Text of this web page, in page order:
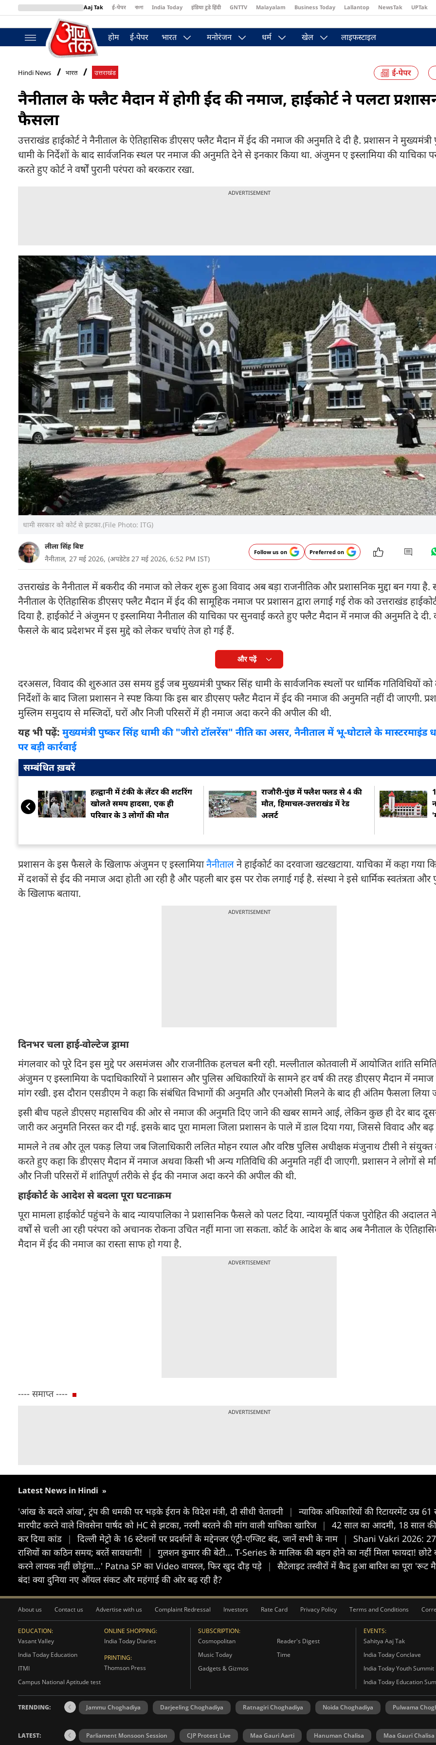
Aaj Tak ई-पेपर বাংলা India Today इंडिया टुडे हिंदी GNTTV Malayalam Business Today Lallantop NewsTak UPTak
BT Bazaar
होम ई-पेपर भारत मनोरंजन धर्म खेल लाइफस्टाइल
Hindi News भारत उत्तराखंड
नैनीताल के फ्लैट मैदान में होगी ईद की नमाज, हाईकोर्ट ने पलटा
फैसला
उत्तराखंड हाईकोर्ट ने नैनीताल के ऐतिहासिक डीएसए फ्लैट मैदान में ईद की नमाज की अनुमति दे दी है. प्रशासन ने मुख्यमंत्री
धामी के निर्देशों के बाद सार्वजनिक स्थल पर नमाज की अनुमति देने से इनकार किया था. अंजुमन ए इस्लामिया की याचिका
करते हुए कोर्ट ने वर्षों पुरानी परंपरा को बरकरार रखा.
ADVERTISEMENT
धामी सरकार को कोर्ट से झटका.(File Photo: ITG)
लीला सिंह बिष्ट
नैनीताल, 27 मई 2026, (अपडेटेड 27 मई 2026, 6:52 PM IST)
Follow us on Preferred on
उत्तराखंड के नैनीताल में बकरीद की नमाज को लेकर शुरू हुआ विवाद अब बड़ा राजनीतिक और प्रशासनिक मुद्दा बन गया है.
नैनीताल के ऐतिहासिक डीएसए फ्लैट मैदान में ईद की सामूहिक नमाज पर प्रशासन द्वारा लगाई गई रोक को उत्तराखंड
दिया है. हाईकोर्ट ने अंजुमन ए इस्लामिया नैनीताल की याचिका पर सुनवाई करते हुए फ्लैट मैदान में नमाज की अनुमति दे दी.
फैसले के बाद प्रदेशभर में इस मुद्दे को लेकर चर्चाएं तेज हो गई हैं.
और पढ़ें
दरअसल, विवाद की शुरुआत उस समय हुई जब मुख्यमंत्री पुष्कर सिंह धामी के सार्वजनिक स्थलों पर धार्मिक गतिविधियों
निर्देशों के बाद जिला प्रशासन ने स्पष्ट किया कि इस बार डीएसए फ्लैट मैदान में ईद की नमाज की अनुमति नहीं दी जाएगी.
मुस्लिम समुदाय से मस्जिदों, घरों और निजी परिसरों में ही नमाज अदा करने की अपील की थी.
यह भी पढ़ें: मुख्यमंत्री पुष्कर सिंह धामी की "जीरो टॉलरेंस" नीति का असर, नैनीताल में भू-घोटाले के मास्टरमाइंड
पर बड़ी कार्रवाई
सम्बंधित ख़बरें
हल्द्वानी में टंकी के लेंटर की शटरिंग
खोलते समय हादसा, एक ही
परिवार के 3 लोगों की मौत
राजौरी-पुंछ में फ्लैश फ्लड से 4 की
मौत, हिमाचल-उत्तराखंड में रेड
अलर्ट
प्रशासन के इस फैसले के खिलाफ अंजुमन ए इस्लामियानैनीतालने हाईकोर्ट का दरवाजा खटखटाया. याचिका में कहा गया
में दशकों से ईद की नमाज अदा होती आ रही है और पहली बार इस पर रोक लगाई गई है. संस्था ने इसे धार्मिक स्वतंत्रता और
के खिलाफ बताया.
ADVERTISEMENT
दिनभर चला हाई-वोल्टेज ड्रामा
मंगलवार को पूरे दिन इस मुद्दे पर असमंजस और राजनीतिक हलचल बनी रही. मल्लीताल कोतवाली में आयोजित शांति
अंजुमन ए इस्लामिया के पदाधिकारियों ने प्रशासन और पुलिस अधिकारियों के सामने हर वर्ष की तरह डीएसए मैदान में
मांग रखी. इस दौरान एसडीएम ने कहा कि संबंधित विभागों की अनुमति और एनओसी मिलने के बाद ही अंतिम फैसला लिया
इसी बीच पहले डीएसए महासचिव की ओर से नमाज की अनुमति दिए जाने की खबर सामने आई, लेकिन कुछ ही देर बाद
जारी कर अनुमति निरस्त कर दी गई. इसके बाद पूरा मामला जिला प्रशासन के पाले में डाल दिया गया, जिससे विवाद और बढ़
मामले ने तब और तूल पकड़ लिया जब जिलाधिकारी ललित मोहन रयाल और वरिष्ठ पुलिस अधीक्षक मंजुनाथ टीसी ने संयुक्त
करते हुए कहा कि डीएसए मैदान में नमाज अथवा किसी भी अन्य गतिविधि की अनुमति नहीं दी जाएगी. प्रशासन ने लोगों से
और निजी परिसरों में शांतिपूर्ण तरीके से ईद की नमाज अदा करने की अपील की थी.
हाईकोर्ट के आदेश से बदला पूरा घटनाक्रम
पूरा मामला हाईकोर्ट पहुंचने के बाद न्यायपालिका ने प्रशासनिक फैसले को पलट दिया. न्यायमूर्ति पंकज पुरोहित की अदालत
वर्षों से चली आ रही परंपरा को अचानक रोकना उचित नहीं माना जा सकता. कोर्ट के आदेश के बाद अब नैनीताल के
मैदान में ईद की नमाज का रास्ता साफ हो गया है.
ADVERTISEMENT
---- समाप्त ----
ADVERTISEMENT
Latest News in Hindi »
'आंख के बदले आंख', ट्रंप की धमकी पर भड़के ईरान के विदेश मंत्री, दी सीधी चेतावनी | न्यायिक अ​धिकारियों की रिटायरमेंट उम्र
मारपीट करने वाले शिवसेना पार्षद को HC से झटका, नरमी बरतने की मांग वाली याचिका खारिज |
42 साल का आदमी, 18 साल
कर दिया कांड
| दिल्ली मेट्रो के 16 स्टेशनों पर प्रदर्शनों के मद्देनजर एंट्री-एग्जिट बंद, जानें सभी के नाम |
Shani Vakri 2026:
राशियों का कठिन समय; बरतें सावधानी!
| गुलशन कुमार की बेटी... T-Series के मालिक की बहन होने का नहीं मिला फायदा! छोटे
करने लायक नहीं छोड़ूंगा...' Patna SP का Video वायरल, फिर खुद दौड़ पड़े
| सैटेलाइट तस्वीरों में कैद हुआ बारिश का पूरा 'रूट
बंद! क्या दुनिया नए ऑयल संकट और महंगाई की ओर बढ़ रही है?
About us Contact us Advertise with us Complaint Redressal Investors Rate Card Privacy Policy Terms and Conditions
EDUCATION:
Vasant Valley
India Today Education
ITMI
Campus National Aptitude test
ONLINE SHOPPING:
India Today Diaries
PRINTING:
Thomson Press
SUBSCRIPTION:
Cosmopolitan
Reader's Digest
Music Today
Time
Gadgets & Gizmos
EVENTS:
Sahitya Aaj Tak
India Today Conclave
India Today Youth Summit
India Today Education
TRENDING: Jammu Choghadiya Darjeeling Choghadiya Ratnagiri Choghadiya Noida Choghadiya Pulwama
LATEST: Parliament Monsoon Session CJP Protest Live Maa Gauri Aarti Hanuman Chalisa Maa Gauri Chalisa